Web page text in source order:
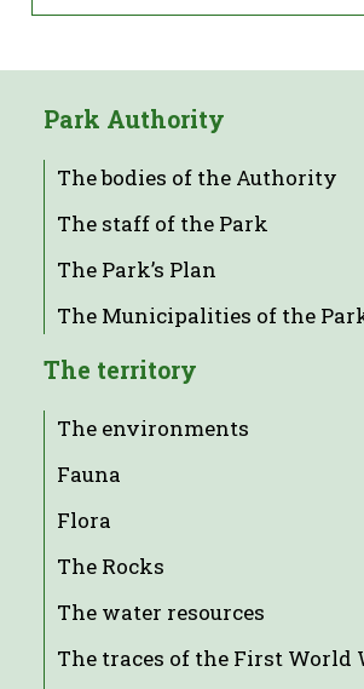
Park Authority
The bodies of the Authority
The staff of the Park
The Park’s Plan
The Municipalities of the
The territory
The environments
Fauna
Flora
The Rocks
The water resources
The traces of the First World